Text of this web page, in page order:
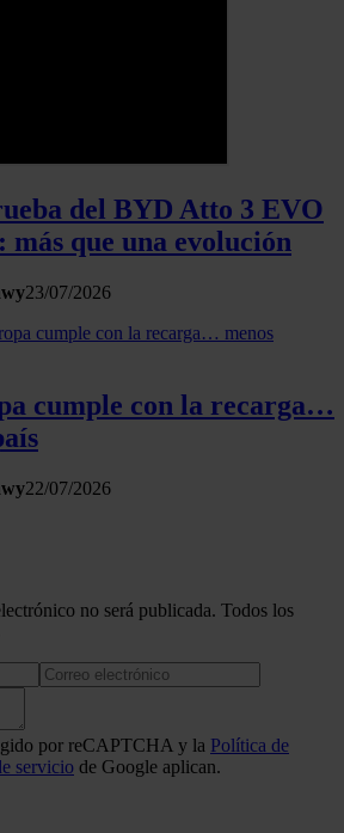
del BYD Atto 3 EVO
más que una evolución
23/07/2026
cumple con la recarga…
22/07/2026
no será publicada. Todos los
por reCAPTCHA y la Política de
servicio de Google aplican.